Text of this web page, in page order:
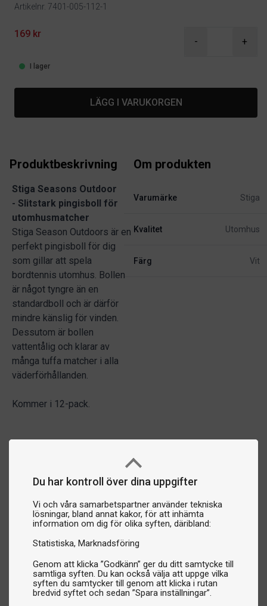
Du har kontroll över dina uppgifter
Vi och våra samarbetspartner använder tekniska
lösningar, bland annat kakor, för att inhämta
information om dig för olika syften, däribland:
Statistiska Marknadsföring
Genom att klicka ”Godkänn” ger du ditt samtycke till
samtliga syften. Du kan också välja att uppge vilka
syften du samtycker till genom att klicka i rutan
bredvid syftet och sedan ”Spara inställningar”.
Artikelnr. 7401-005-112-1
Product information
169 kr
- +
I lager
LÄGG I VARUKORGEN
Produktbeskrivning
Stiga Seasons Outdoor
- Slitstark pingisboll för
utomhusmatcher
Stiga Season Outdoors är en
perfekt pingisboll för dig
som gillar att spela
bordtennis utomhus. Bollen
är något tyngre än en
standardboll och är därför
mindre känslig för vinden.
Dessutom är bollen
vattentålig och klarar av
många tuffa matcher i alla
väderförhållanden.
Kommer i 12-pack.
Om produkten
Varumärke Stiga
Kvalitet Utomhus
Färg Vit